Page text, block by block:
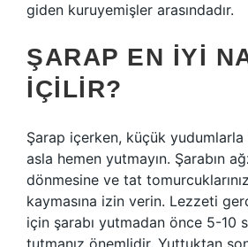
giden kuruyemişler arasındadır.
ŞARAP EN IYI
IÇILIR?
Şarap içerken, küçük yudumlarla
asla hemen yutmayın. Şarabın
dönmesine ve tat
kaymasına izin verin. Lezzeti
için şarabı yutmadan önce 5-10
tutmanız önemlidir. Yuttuktan